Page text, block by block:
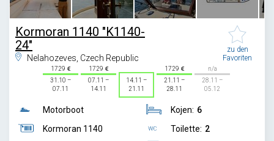
Kormoran 1140 "K1140-
24"
Nelahozeves, Czech Republic
zu den
Favoriten
1729
31.10 –
07.11
1729
07.11 –
14.11
14.11 –
21.11
1729
21.11 –
28.11
n/a
28.11 –
05.12
Motorboot
Kormoran 1140
Kojen: 6
Toilette: 2